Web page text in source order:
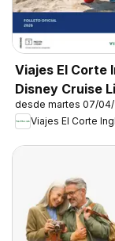
Viajes El Corte
Disney Cruise
desde martes 07/
Viajes El Corte